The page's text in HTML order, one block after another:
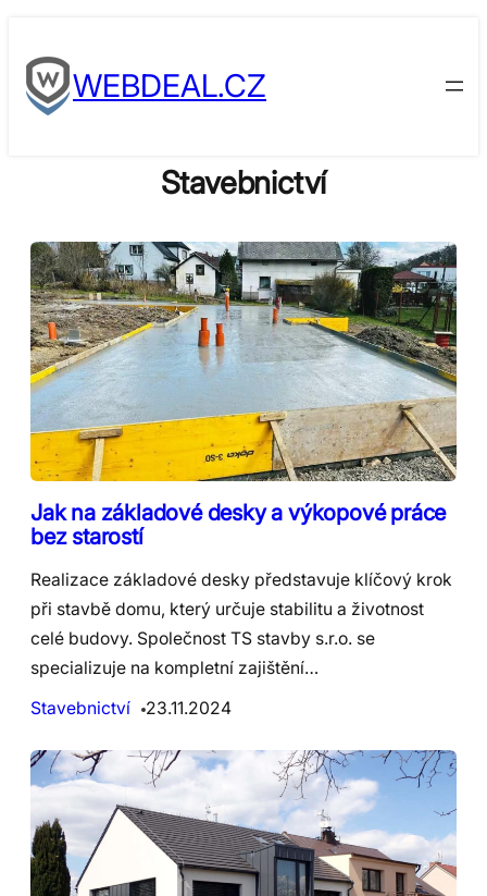
to
contentWEBDEAL.CZ
Stavebnictví
Jak na základové desky a výkopové práce
bez starostí
Realizace základové desky představuje klíčový krok
při stavbě domu, který určuje stabilitu a životnost
celé budovy. Společnost TS stavby s.r.o. se
specializuje na kompletní zajištění…
Stavebnictví
23.11.2024